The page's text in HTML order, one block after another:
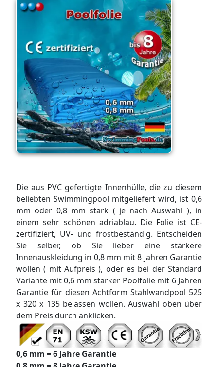
Die aus PVC gefertigte Innenhülle, die zu diesem
beliebten Swimmingpool mitgeliefert wird, ist 0,6
mm oder 0,8 mm stark ( je nach Auswahl ), in
einem sehr schönen adriablau. Die Folie ist CE-
zertifiziert, UV- und frostbeständig. Entscheiden
Sie selber, ob Sie lieber eine stärkere
Innenauskleidung in 0,8 mm mit 8 Jahren Garantie
wollen ( mit Aufpreis ), oder es bei der Standard
Variante mit 0,6 mm starker Poolfolie mit 6 Jahren
Garantie für diesen Achtform Stahlwandpool 525
x 320 x 135 belassen wollen. Auswahl oben über
dem Preis durch anklicken.
0,6 mm = 6 Jahre Garantie